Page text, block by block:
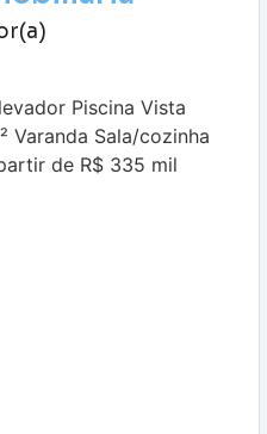
Piscina Vista
Varanda Sala/cozinha
de R$ 335 mil